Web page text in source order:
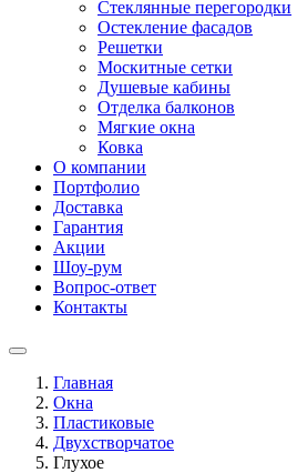
Стеклянные перегородки
Остекление фасадов
Решетки
Москитные сетки
Душевые кабины
Отделка балконов
Мягкие окна
Ковка
О компании
Портфолио
Доставка
Гарантия
Акции
Шоу-рум
Вопрос-ответ
Контакты
Главная
Окна
Пластиковые
Двухстворчатое
Глухое